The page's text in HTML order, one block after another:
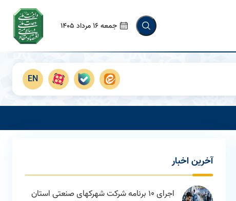
جمعه 16 مرداد 1405
EN
آخرین اخبار
اجرای 10 برنامه شرکت شهرکهای صنعتی استان